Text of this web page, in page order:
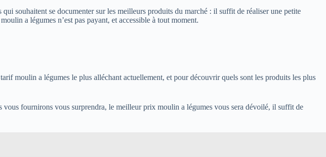
souhaitent se documenter sur les meilleurs produits du marché : il suffit de réaliser une petite
a légumes n’est pas payant, et accessible à tout moment.
moulin a légumes le plus alléchant actuellement, et pour découvrir quels sont les produits les plus
fournirons vous surprendra, le meilleur prix moulin a légumes vous sera dévoilé, il suffit de